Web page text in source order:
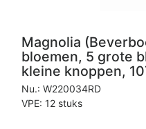
Magnolia
bloemen, 5 grote
kleine knoppen,
Nu.: W220034RD
VPE: 12 stuks